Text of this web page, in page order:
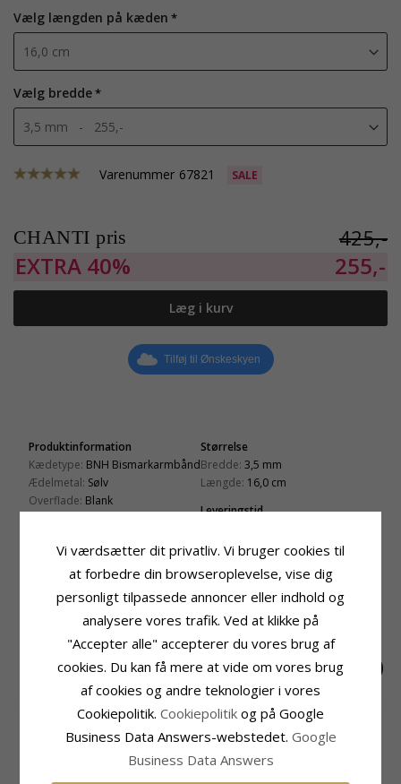
Vælg længden på kæden
Vælg bredde
Varenummer 67821 SALE
CHANTI pris 425,-
EXTRA 40% 255,-
Læg i kurv
Tilføj til Ønskeskyen
Produktinformation
Kædetype: BNH Bismarkarmbånd
Ædelmetal: Sølv
Overflade: Blank
Størrelse
Bredde: 3,5 mm
Længde: 16,0 cm
Leveringstid
RELATEREDE PRODUKTER
BNH
bismarkarmbånd i
sølv 17 cm x 6,5 mm
CHANTI pris 1005,-
BNH
bismarkarmbånd i
sølv 14 cm x 3,5 mm
CHANTI pris 465,-
bismarkarmbånd i
sølv 18,5 cm x 6,5
CHANTI pris
Vi værdsætter dit privatliv. Vi bruger cookies til
at forbedre din browseroplevelse, vise dig
personligt tilpassede annoncer eller indhold og
analysere vores trafik. Ved at klikke på
"Accepter alle" accepterer du vores brug af
cookies. Du kan få mere at vide om vores brug
af cookies og andre teknologier i vores
Cookiepolitik. Cookiepolitik og på Google
Business Data Answers-webstedet. Google
Business Data Answers